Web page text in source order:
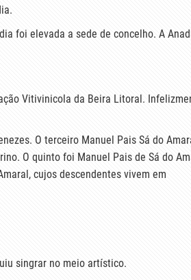
foi elevada a sede de concelho. A
Vitivinicola da Beira Litoral.
O terceiro Manuel Pais Sá do
O quinto foi Manuel Pais de Sá do
cujos descendentes vivem em
singrar no meio artístico.